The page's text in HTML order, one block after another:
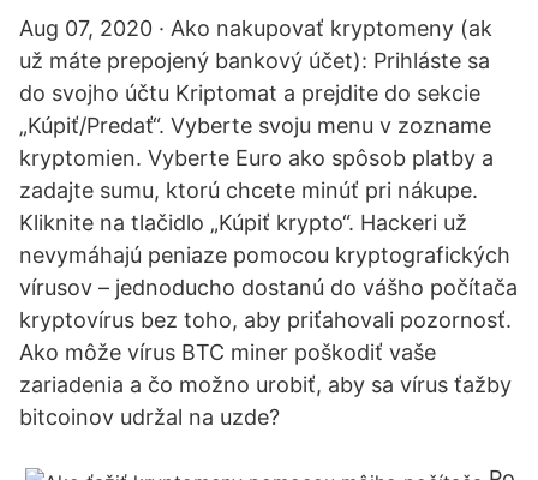
Aug 07, 2020 · Ako nakupovať kryptomeny (ak
už máte prepojený bankový účet): Prihláste sa
do svojho účtu Kriptomat a prejdite do sekcie
„Kúpiť/Predať“. Vyberte svoju menu v zozname
kryptomien. Vyberte Euro ako spôsob platby a
zadajte sumu, ktorú chcete minúť pri nákupe.
Kliknite na tlačidlo „Kúpiť krypto“. Hackeri už
nevymáhajú peniaze pomocou kryptografických
vírusov – jednoducho dostanú do vášho počítača
kryptovírus bez toho, aby priťahovali pozornosť.
Ako môže vírus BTC miner poškodiť vaše
zariadenia a čo možno urobiť, aby sa vírus ťažby
bitcoinov udržal na uzde?